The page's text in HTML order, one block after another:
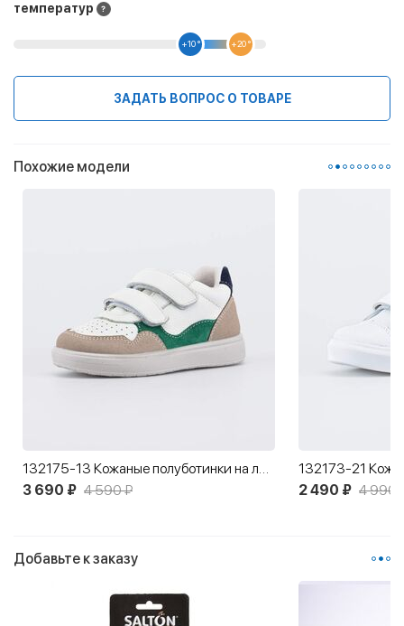
температур
+10 ° +20 °
ЗАДАТЬ ВОПРОС О ТОВАРЕ
Похожие модели
132175-13 Кожаные полуботинки на липучках
132173-21 Кожаные полуботинки для мальчика Три кота
2 490 ₽
2
Добавьте к заказу